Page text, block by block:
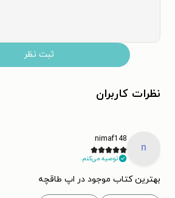
ثبت نظر
نظرات کاربران
n
nimaf148
توصیه می‌کنم.
بهترین کتاب موجود در اپ طاقچه